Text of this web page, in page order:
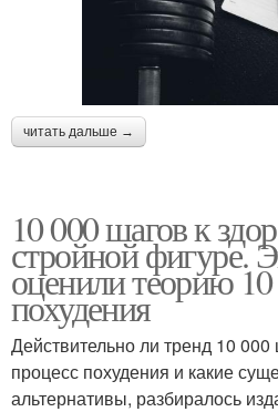
читать дальше →
10 000 шагов к
стройной фигуре.
оценили теорию
похудения
Действительно ли тренд 10
процесс похудения и какие
альтернативы, разбиралось